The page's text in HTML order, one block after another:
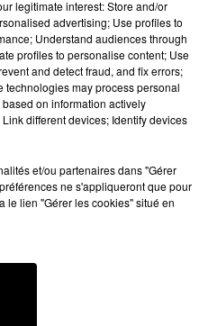
legitimate interest: Store and/or
advertising; Use profiles to
Understand audiences through
profiles to personalise content; Use
and detect fraud, and fix errors;
technologies may process personal
on information actively
different devices; Identify devices
et/ou partenaires dans "Gérer
ne s'appliqueront que pour
le lien "Gérer les cookies" situé en